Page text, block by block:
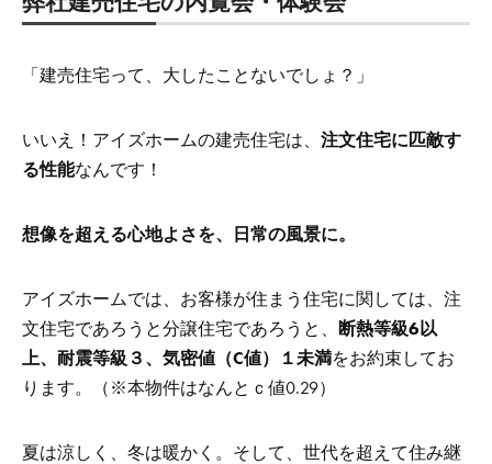
「建売住宅って、大したことないでしょ？」
いいえ！アイズホームの建売住宅は、 注文住宅に匹敵す
る性能なんです！
想像を超える心地よさを、日常の風景に。
アイズホームでは、お客様が住まう住宅に関しては、注
文住宅であろうと分譲住宅であろうと、
断熱等級6以
上、耐震等級３、気密値（C値）１未満をお約束してお
ります。（※本物件はなんとｃ値0.29）
夏は涼しく、冬は暖かく。そして、世代を超えて住み継